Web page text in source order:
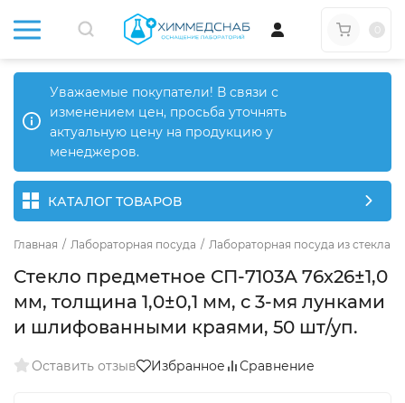
Уважаемые покупатели! В связи с
изменением цен, просьба уточнять
актуальную цену на продукцию у
менеджеров.
КАТАЛОГ ТОВАРОВ
Главная / Лабораторная посуда / Лабораторная посуда из стекла
Стекло предметное СП-7103А 76х26±1,0
мм, толщина 1,0±0,1 мм, с 3-мя лунками
и шлифованными краями, 50 шт/уп.
Оставить отзыв Избранное Сравнение